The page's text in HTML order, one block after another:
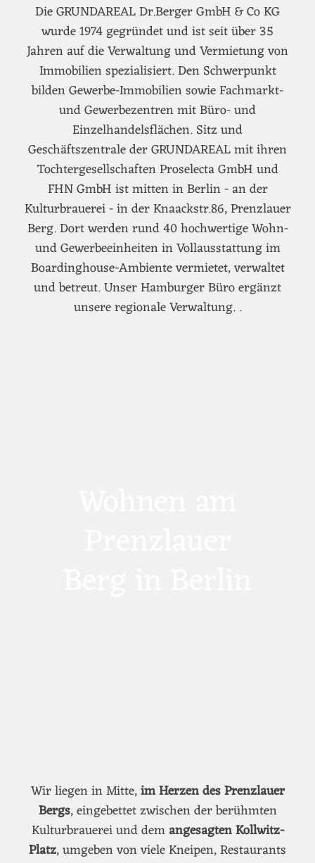
Die GRUNDAREAL Dr.Berger GmbH & Co KG
wurde 1974 gegründet und ist seit über 35
Jahren auf die Verwaltung und Vermietung von
Immobilien spezialisiert. Den Schwerpunkt
bilden Gewerbe-Immobilien sowie Fachmarkt-
und Gewerbezentren mit Büro- und
Einzelhandelsflächen. Sitz und
Geschäftszentrale der GRUNDAREAL mit ihren
Tochtergesellschaften Proselecta GmbH und
FHN GmbH ist mitten in Berlin - an der
Kulturbrauerei - in der Knaackstr.86, Prenzlauer
Berg. Dort werden rund 40 hochwertige Wohn-
und Gewerbeeinheiten in Vollausstattung im
Boardinghouse-Ambiente vermietet, verwaltet
und betreut. Unser Hamburger Büro ergänzt
unsere regionale Verwaltung. .
Wir liegen in Mitte,im Herzen des Prenzlauer
Bergs, eingebettet zwischen der berühmten
Kulturbrauerei und demangesagten Kollwitz-
Platz, umgeben von viele Kneipen, Restaurants